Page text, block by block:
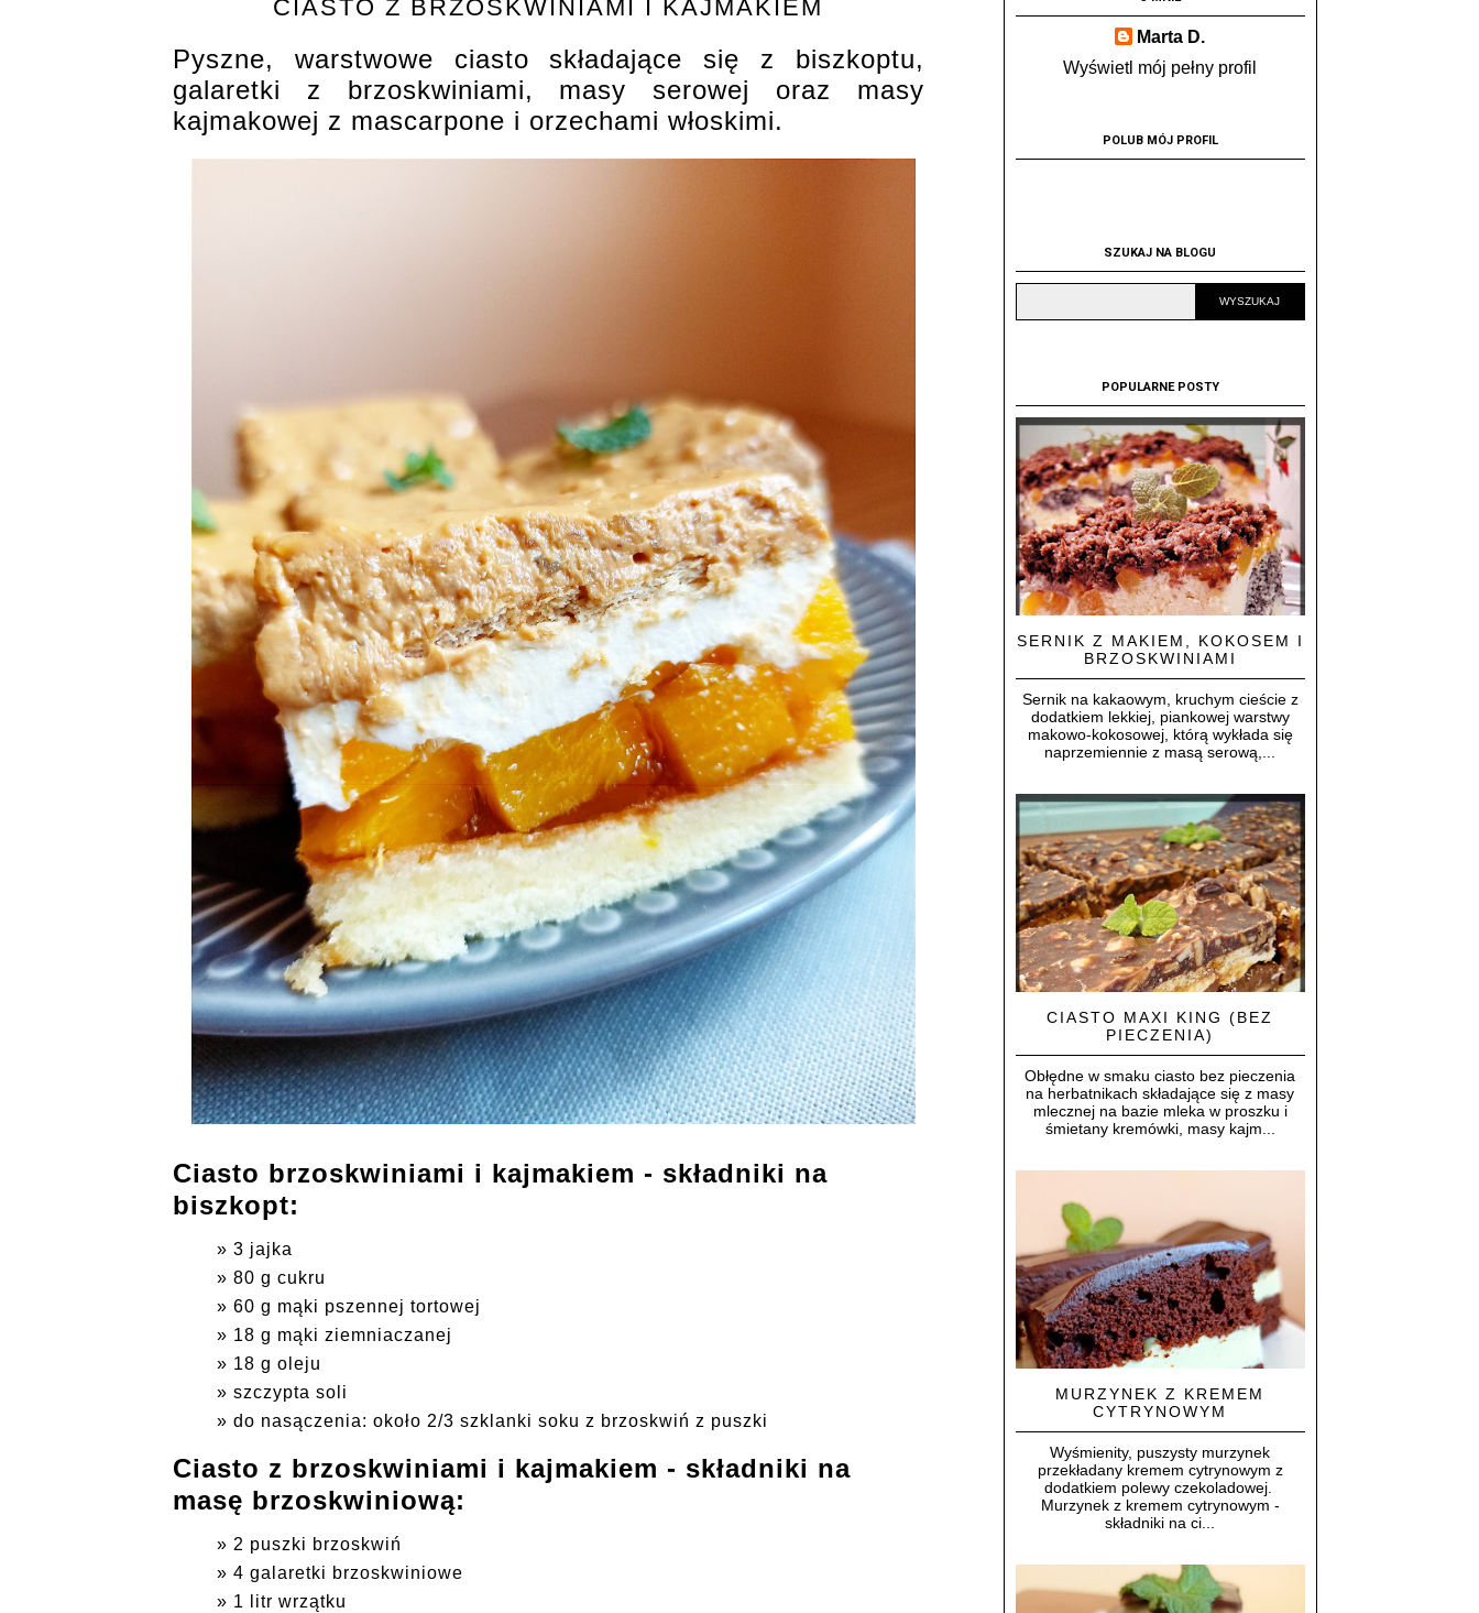
CIASTO Z BRZOSKWINIAMI I KAJMAKIEM
Pyszne, warstwowe ciasto składające się z biszkoptu,
galaretki z brzoskwiniami, masy serowej oraz masy
kajmakowej z mascarpone i orzechami włoskimi.
Ciasto brzoskwiniami i kajmakiem - składniki na
biszkopt:
3 jajka
80 g cukru
60 g mąki pszennej tortowej
18 g mąki ziemniaczanej
18 g oleju
szczypta soli
do nasączenia: około 2/3 szklanki soku z brzoskwiń z puszki
Ciasto z brzoskwiniami i kajmakiem - składniki na
masę brzoskwiniową:
2 puszki brzoskwiń
4 galaretki brzoskwiniowe
1 litr wrzątku
Marta D.
Wyświetl mój pełny profil
POLUB MÓJ PROFIL
SZUKAJ NA BLOGU
POPULARNE POSTY
SERNIK Z MAKIEM, KOKOSEM I
BRZOSKWINIAMI
Sernik na kakaowym, kruchym cieście z
dodatkiem lekkiej, piankowej warstwy
makowo-kokosowej, którą wykłada się
naprzemiennie z masą serową,...
CIASTO MAXI KING (BEZ
PIECZENIA)
Obłędne w smaku ciasto bez pieczenia
na herbatnikach składające się z masy
mlecznej na bazie mleka w proszku i
śmietany kremówki, masy kajm...
MURZYNEK Z KREMEM
CYTRYNOWYM
Wyśmienity, puszysty murzynek
przekładany kremem cytrynowym z
dodatkiem polewy czekoladowej.
Murzynek z kremem cytrynowym -
składniki na ci...